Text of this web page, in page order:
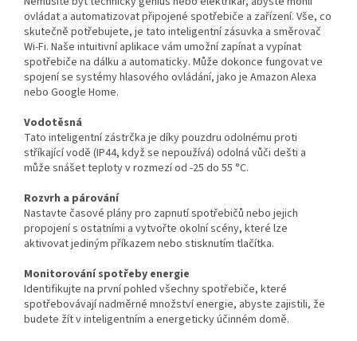
ovládat a automatizovat připojené spotřebiče a zařízení. Vše, co
skutečně potřebujete, je tato inteligentní zásuvka a směrovač
Wi-Fi. Naše intuitivní aplikace vám umožní zapínat a vypínat
spotřebiče na dálku a automaticky. Může dokonce fungovat ve
spojení se systémy hlasového ovládání, jako je Amazon Alexa
nebo Google Home.
Vodotěsná
Tato inteligentní zástrčka je díky pouzdru odolnému proti
stříkající vodě (IP44, když se nepoužívá) odolná vůči dešti a
může snášet teploty v rozmezí od -25 do 55 °C.
Rozvrh a párování
Nastavte časové plány pro zapnutí spotřebičů nebo jejich
propojení s ostatními a vytvořte okolní scény, které lze
aktivovat jediným příkazem nebo stisknutím tlačítka.
Monitorování spotřeby energie
Identifikujte na první pohled všechny spotřebiče, které
spotřebovávají nadměrné množství energie, abyste zajistili, že
budete žít v inteligentním a energeticky účinném domě.